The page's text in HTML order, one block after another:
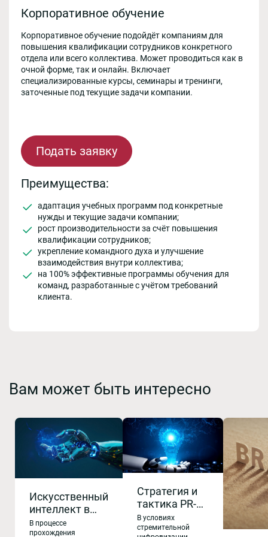
Корпоративное обучение
Корпоративное обучение подойдёт компаниям для
повышения квалификации сотрудников конкретного
отдела или всего коллектива. Может проводиться как в
очной форме, так и онлайн. Включает
специализированные курсы, семинары и тренинги,
заточенные под текущие задачи компании.
Подать заявку
Преимущества:
адаптация учебных программ под конкретные
нужды и текущие задачи компании;
рост производительности за счёт повышения
квалификации сотрудников;
укрепление командного духа и улучшение
взаимодействия внутри коллектива;
на 100% эффективные программы обучения для
команд, разработанные с учётом требований
клиента.
Вам может быть интересно
Искусственный
интеллект в
управлении
процессами и
В процессе
прохождения
Стратегия и
тактика PR-
деятельности
организации
В условиях
стремительной